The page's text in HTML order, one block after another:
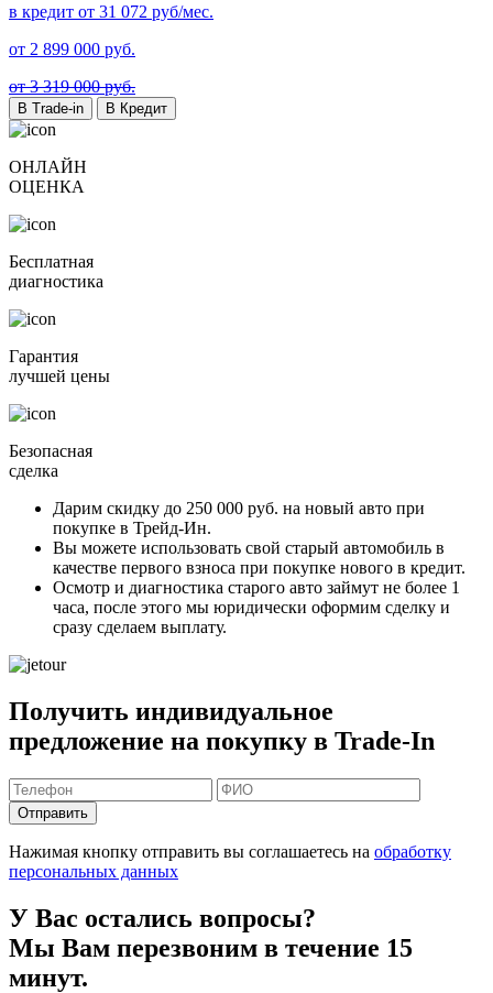
в кредит от 31 072 руб/мес.
от 2 899 000 руб.
от 3 319 000 руб.
В Trade-in В Кредит
ОНЛАЙН
ОЦЕНКА
Бесплатная
диагностика
Гарантия
лучшей цены
Безопасная
сделка
Дарим скидку до 250 000 руб. на новый авто при
покупке в Трейд-Ин.
Вы можете использовать свой старый автомобиль в
качестве первого взноса при покупке нового в кредит.
Осмотр и диагностика старого авто займут не более 1
часа, после этого мы юридически оформим сделку и
сразу сделаем выплату.
Получить индивидуальное
предложение на покупку в Trade-In
Отправить
Нажимая кнопку отправить вы соглашаетесь на обработку
персональных данных
У Вас остались вопросы?
Мы Вам перезвоним в течение 15
минут.